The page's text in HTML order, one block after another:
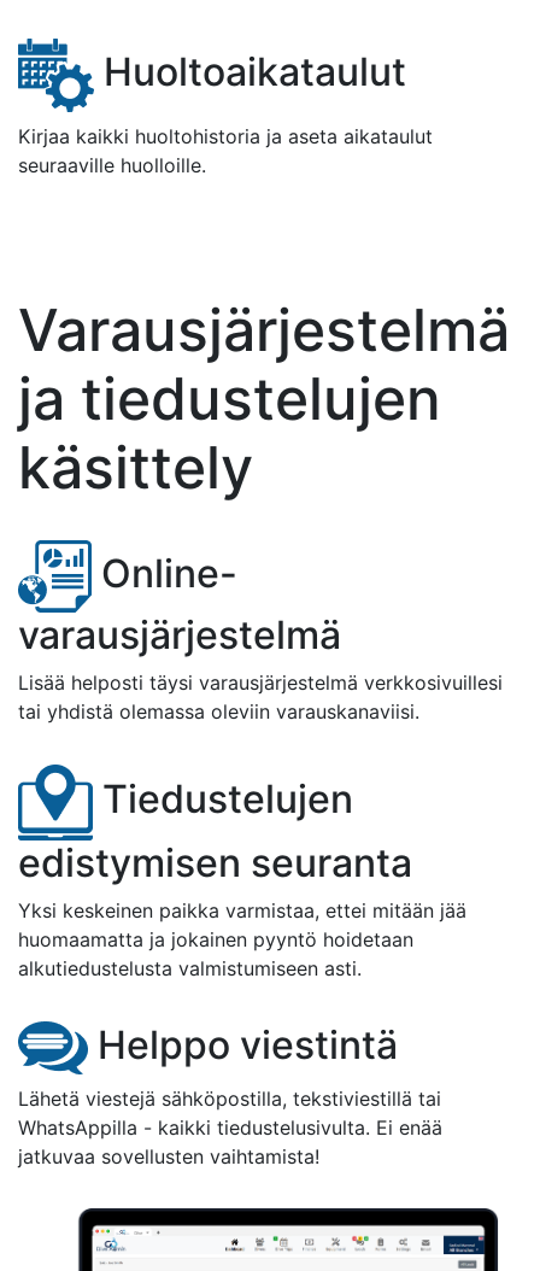
Huoltoaikataulut
Kirjaa kaikki huoltohistoria ja aseta aikataulut
seuraaville huolloille.
Varausjärjestelmä
ja tiedustelujen
käsittely
Online-
varausjärjestelmä
Lisää helposti täysi varausjärjestelmä verkkosivuillesi
tai yhdistä olemassa oleviin varauskanaviisi.
Tiedustelujen
edistymisen seuranta
Yksi keskeinen paikka varmistaa, ettei mitään jää
huomaamatta ja jokainen pyyntö hoidetaan
alkutiedustelusta valmistumiseen asti.
Helppo viestintä
Lähetä viestejä sähköpostilla, tekstiviestillä tai
WhatsAppilla - kaikki tiedustelusivulta. Ei enää
jatkuvaa sovellusten vaihtamista!